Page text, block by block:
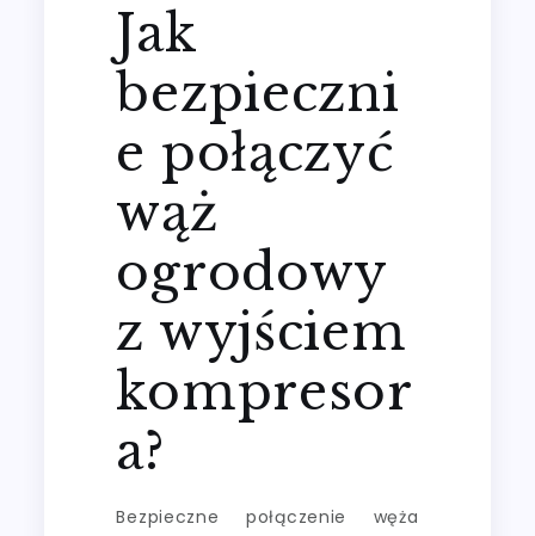
Jak
bezpieczni
e połączyć
wąż
ogrodowy
z wyjściem
kompresor
a?
Bezpieczne połączenie węża